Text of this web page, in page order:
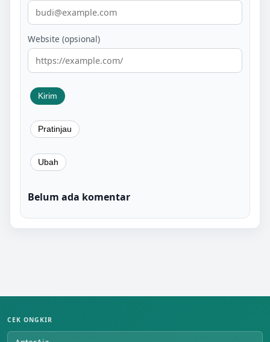
Website (opsional)
Belum ada komentar
CEK ONGKIR